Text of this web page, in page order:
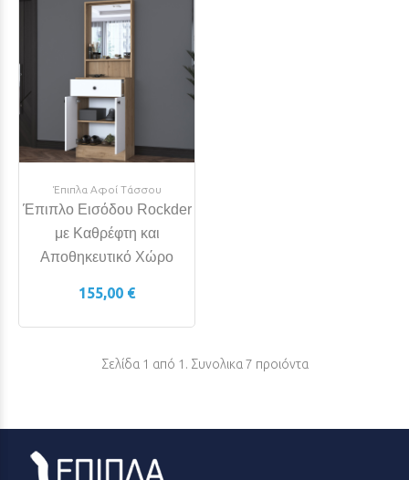
Έπιπλα Αφοί Τάσσου
Έπιπλο Εισόδου Rockder
με Καθρέφτη και
Αποθηκευτικό Χώρο
155,00 €
Σελίδα 1 από 1. Συνολικα 7 προιόντα